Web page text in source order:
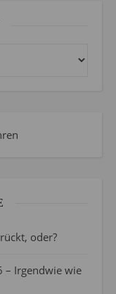
oder?
– Irgendwie wie